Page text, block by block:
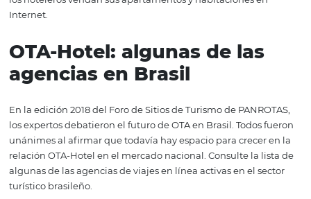
que permiten al usuario comparar las opciones de
criterios, como la ubicación, limpieza, estructura, etc.
Definitivamente estar en una OTA es importante para
nuevos huéspedes que no serían alcanzados en otros
de hoteles en línea. La agencia actúa como un canal de
habitaciones o Canal de Distribución, que anuncia y
posible reservar habitaciones y servicios en el hotel o
Internet. En resumen, las OTA son uno de los medios
los hoteleros vendan sus apartamentos y habitaciones